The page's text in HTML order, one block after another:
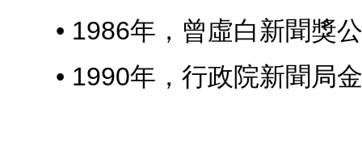
• 1986年，曾虛白新聞獎公
• 1990年，行政院新聞局金